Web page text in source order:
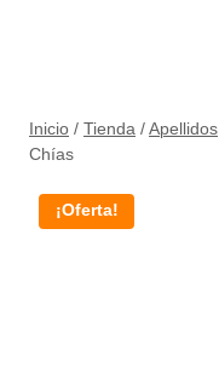
Inicio / Tienda / Apellidos
Chías
¡Oferta!